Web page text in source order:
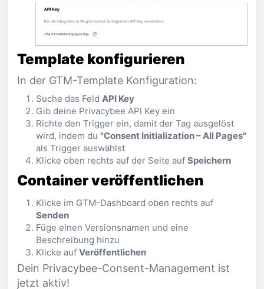
Template konfigurieren
In der GTM-Template Konfiguration:
Suche das Feld API Key
Gib deine Privacybee API Key ein
Richte den Trigger ein, damit der Tag ausgelöst
wird, indem du "Consent Initialization – All Pages"
als Trigger auswählst
Klicke oben rechts auf der Seite auf Speichern
Container veröffentlichen
Klicke im GTM-Dashboard oben rechts auf
Senden
Füge einen Versionsnamen und eine
Beschreibung hinzu
Klicke auf Veröffentlichen
Dein Privacybee-Consent-Management ist
jetzt aktiv!